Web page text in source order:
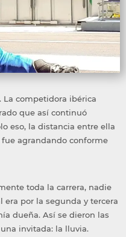
La competidora ibérica
que así continuó
eso, la distancia entre ella
agrandando conforme
toda la carrera, nadie
era por la segunda y tercera
dueña. Así se dieron las
invitada: la lluvia.